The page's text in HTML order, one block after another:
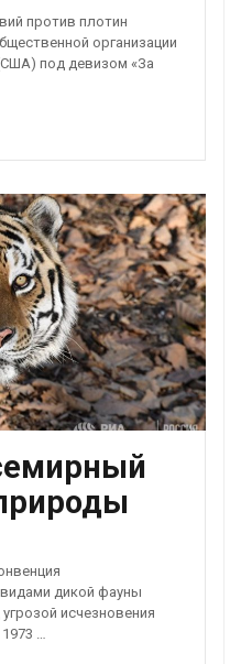
против плотин
организации
под девизом «За
дикой фауны
исчезновения
…